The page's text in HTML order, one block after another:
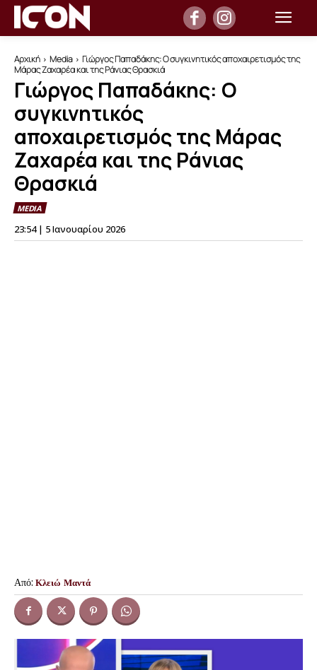
Αρχική Media
Γιώργος Παπαδάκης: Ο συγκινητικός αποχαιρετισμός της
Μάρας Ζαχαρέα και της Ράνιας Θρασκιά
Γιώργος Παπαδάκης: Ο
συγκινητικός
αποχαιρετισμός της Μάρας
Ζαχαρέα και της Ράνιας
Θρασκιά
MEDIA
23:54 | 5 Ιανουαρίου 2026
Από: Κλειώ Μαντά